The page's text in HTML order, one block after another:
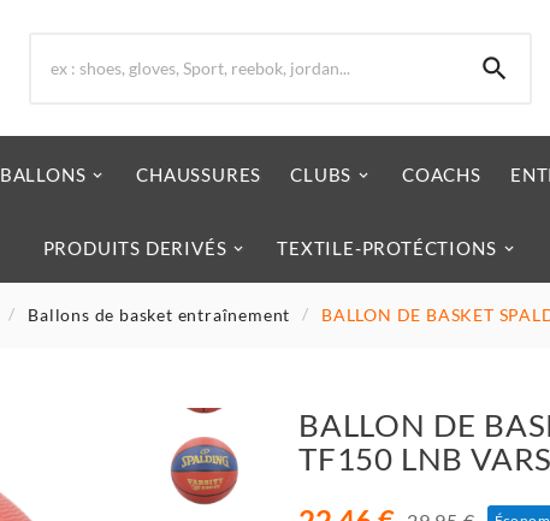

BALLONS CHAUSSURES CLUBS COACHS
PRODUITS DERIVÉS TEXTILE-PROTÉCTIONS
Ballons de basket entraînement BALLON DE BASKET
BALLON DE
TF150 LNB